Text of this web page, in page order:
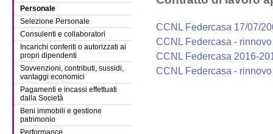
Personale
Selezione Personale
Consulenti e collaboratori
Incarichi conferiti o autorizzati ai
propri dipendenti
Sovvenzioni, contributi, sussidi,
vantaggi economici
Pagamenti e incassi effettuati
dalla Società
Beni immobili e gestione
patrimonio
Performance
CCNL Federcasa 17/07/
CCNL Federcasa -
CCNL Federcasa 2016-
CCNL Federcasa -